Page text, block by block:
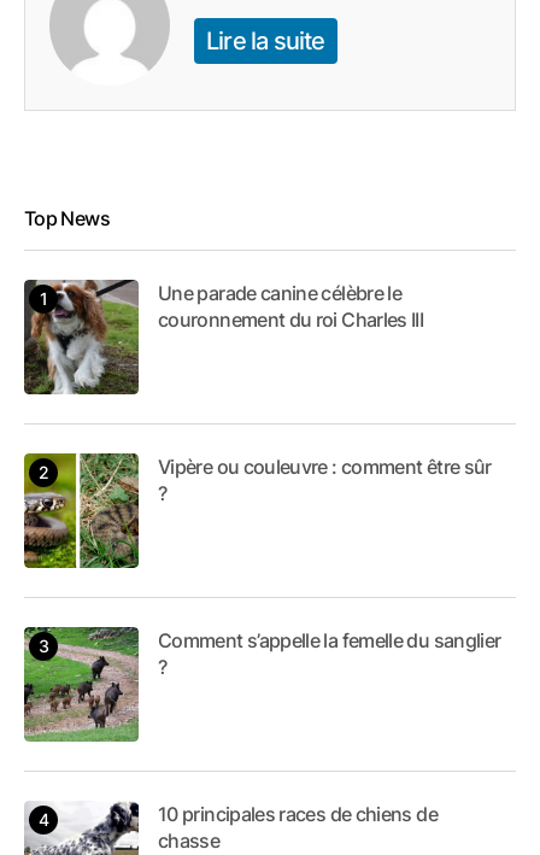
Lire la suite
Top News
Une parade canine célèbre le
couronnement du roi Charles III
Vipère ou couleuvre : comment être sûr
?
Comment s’appelle la femelle du sanglier
?
10 principales races de chiens de
chasse